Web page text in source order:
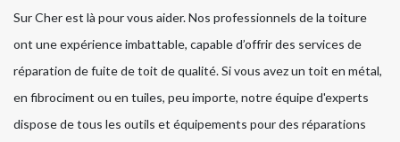
Sur Cher est là pour vous aider. Nos professionnels de la toiture
ont une expérience imbattable, capable d’offrir des services de
réparation de fuite de toit de qualité. Si vous avez un toit en métal,
en fibrociment ou en tuiles, peu importe, notre équipe d'experts
dispose de tous les outils et équipements pour des réparations